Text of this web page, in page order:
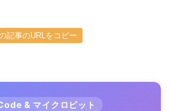
記事のURLをコピー
& マイクロビット